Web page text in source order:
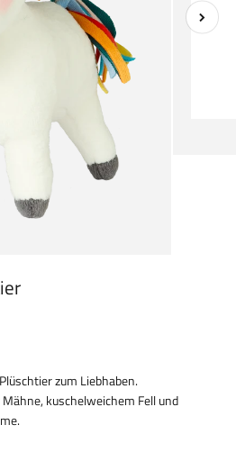
zum Liebhaben.
kuschelweichem Fell und